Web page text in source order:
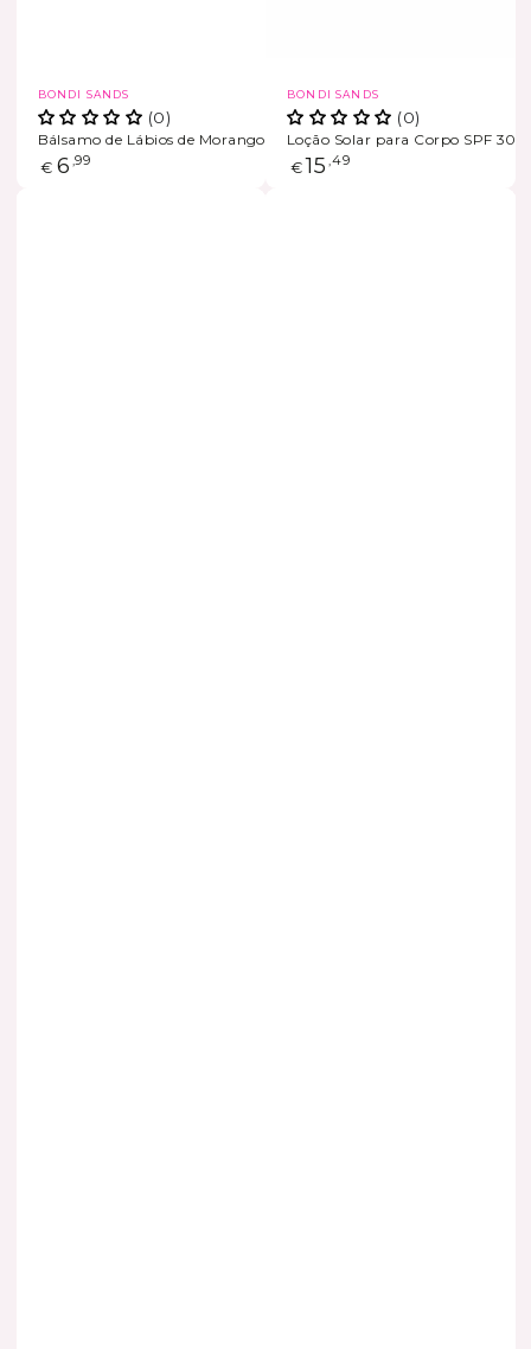
Marca
BONDI SANDS
(0)
Bálsamo de Lábios de Morango SPF 50+
Preço
€ 6 ,99
Marca
BONDI SANDS
(0)
Loção Solar para Corpo SPF 30
Preço
€ 15 ,49ESGOTADO